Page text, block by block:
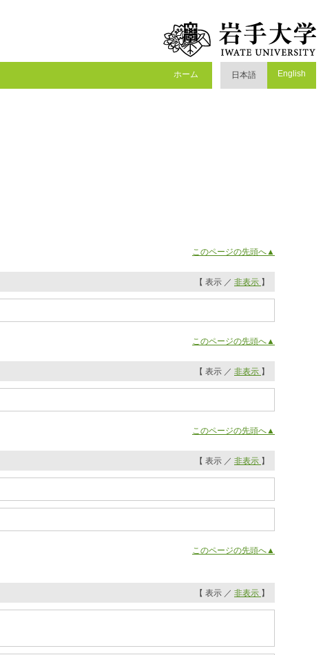
ホーム 日本語 English
このページの先頭へ▲
【 表示 ／ 非表示 】
このページの先頭へ▲
【 表示 ／ 非表示 】
このページの先頭へ▲
【 表示 ／ 非表示 】
このページの先頭へ▲
【 表示 ／ 非表示 】